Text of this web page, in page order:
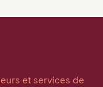
et services de